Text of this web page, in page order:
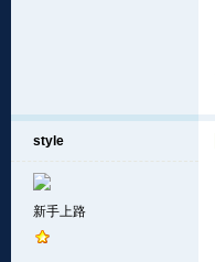
style
新手上路